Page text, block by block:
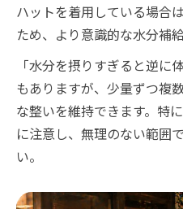
ハットを着用している場合
ため、より意識的な水分補
「水分を摂りすぎると逆に
もありますが、少量ずつ複
な整いを維持できます。特
に注意し、無理のない範囲
い。